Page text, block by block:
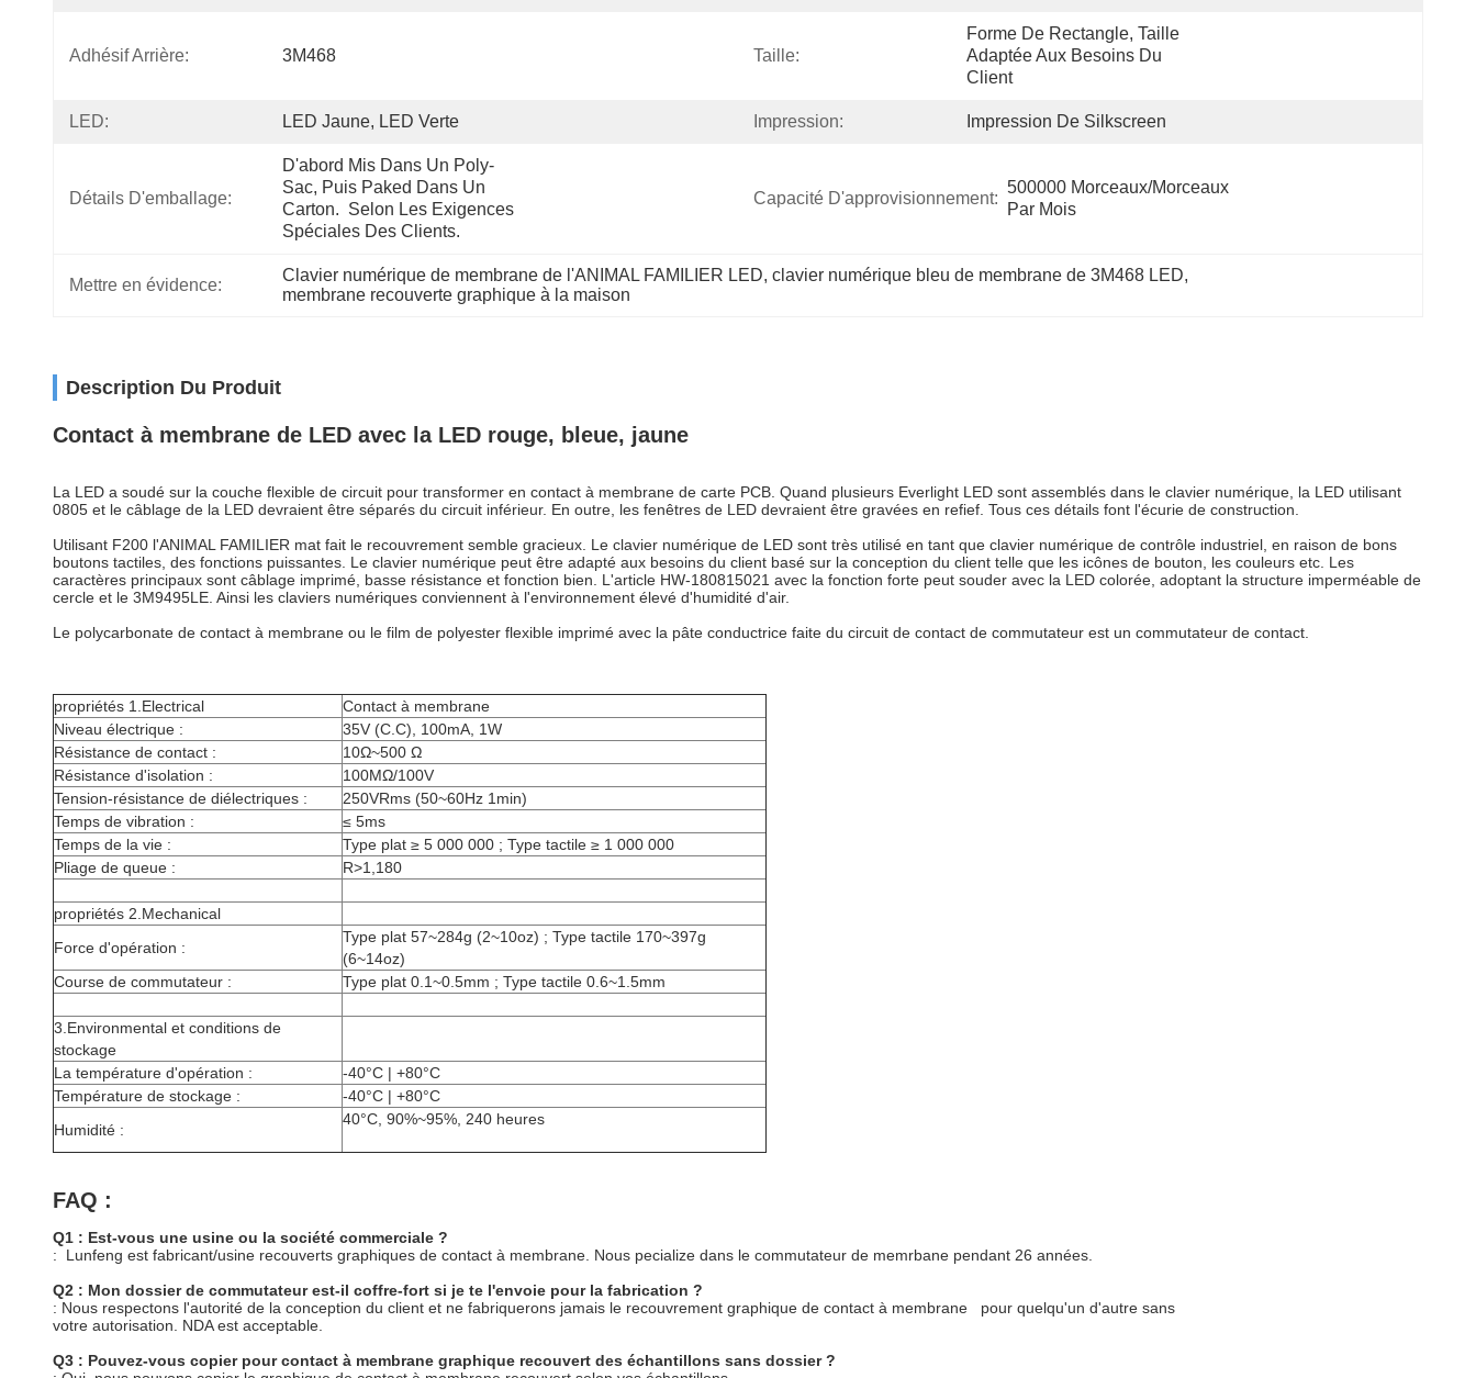
Adhésif Arrière: 3M468 Taille:
Forme De Rectangle, Taille
Adaptée Aux Besoins Du
Client
LED: LED Jaune, LED Verte Impression: Impression De Silkscreen
Détails D'emballage:
D'abord Mis Dans Un Poly-
Sac, Puis Paked Dans Un
Carton.  Selon Les Exigences
Spéciales Des Clients.
Capacité D'approvisionnement:
500000 Morceaux/morceaux
Par Mois
Mettre en évidence:
Clavier numérique de membrane de l'ANIMAL FAMILIER LED, clavier numérique bleu de membrane de 3M468 LED,
membrane recouverte graphique à la maison
Description Du Produit
Contact à membrane de LED avec la LED rouge, bleue, jaune
La LED a soudé sur la couche flexible de circuit pour transformer en contact à membrane de carte PCB. Quand plusieurs Everlight LED sont assemblés dans le clavier numérique, la LED utilisant
0805 et le câblage de la LED devraient être séparés du circuit inférieur. En outre, les fenêtres de LED devraient être gravées en refief. Tous ces détails font l'écurie de construction.
Utilisant F200 l'ANIMAL FAMILIER mat fait le recouvrement semble gracieux. Le clavier numérique de LED sont très utilisé en tant que clavier numérique de contrôle industriel, en raison de bons
boutons tactiles, des fonctions puissantes. Le clavier numérique peut être adapté aux besoins du client basé sur la conception du client telle que les icônes de bouton, les couleurs etc. Les
caractères principaux sont câblage imprimé, basse résistance et fonction bien. L'article HW-180815021 avec la fonction forte peut souder avec la LED colorée, adoptant la structure imperméable de
cercle et le 3M9495LE. Ainsi les claviers numériques conviennent à l'environnement élevé d'humidité d'air.
Le polycarbonate de contact à membrane ou le film de polyester flexible imprimé avec la pâte conductrice faite du circuit de contact de commutateur est un commutateur de contact.
propriétés 1.Electrical
Contact à membrane
Niveau électrique :
35V (C.C), 100mA, 1W
Résistance de contact :
10Ω~500 Ω
Résistance d'isolation :
100MΩ/100V
Tension-résistance de diélectriques :
250VRms (50~60Hz 1min)
Temps de vibration :
≤ 5ms
Temps de la vie :
Type plat ≥ 5 000 000 ; Type tactile ≥ 1 000 000
Pliage de queue :
R>1,180
propriétés 2.Mechanical
Force d'opération :
Type plat 57~284g (2~10oz) ; Type tactile 170~397g
(6~14oz)
Course de commutateur :
Type plat 0.1~0.5mm ; Type tactile 0.6~1.5mm
3.Environmental et conditions de
stockage
La température d'opération :
-40°C | +80°C
Température de stockage :
-40°C | +80°C
Humidité :
40°C, 90%~95%, 240 heures
FAQ :
Q1 : Est-vous une usine ou la société commerciale ?
: Lunfeng est fabricant/usine recouverts graphiques de contact à membrane. Nous pecialize dans le commutateur de memrbane pendant 26 années.
Q2 : Mon dossier de commutateur est-il coffre-fort si je te l'envoie pour la fabrication ?
: Nous respectons l'autorité de la conception du client et ne fabriquerons jamais le recouvrement graphique de contact à membrane pour quelqu'un d'autre sans
votre autorisation. NDA est acceptable.
Q3 : Pouvez-vous copier pour contact à membrane graphique recouvert des échantillons sans dossier ?